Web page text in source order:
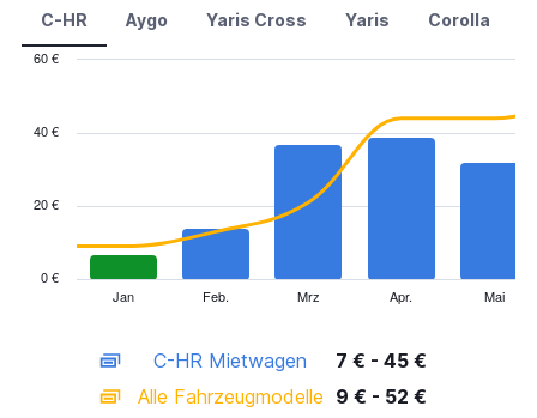
C-HR Aygo Yaris Cross Yaris Corolla
has
displaying
categories.
Jan Feb. Mrz Apr. Mai
0 €
20 €
40 €
60 €
C-HR Mietwagen
7 € - 45 €
Alle Fahrzeugmodelle 9 € - 52 €